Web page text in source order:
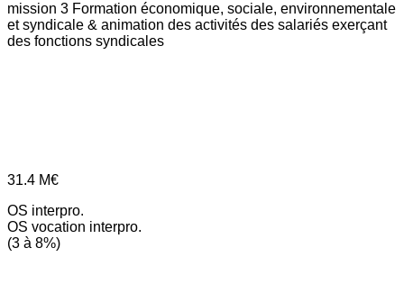
mission 3 Formation économique, sociale, environnementale
et syndicale & animation des activités des salariés exerçant
des fonctions syndicales
31.4 M€
OS interpro.
OS vocation interpro.
(3 à 8%)